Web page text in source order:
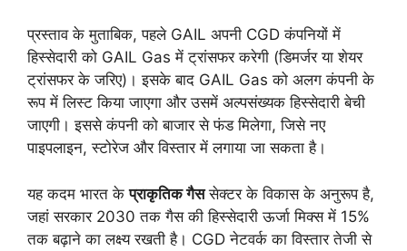
प्रस्ताव के मुताबिक, पहले GAIL अपनी CGD कंपनियों में
हिस्सेदारी को GAIL Gas में ट्रांसफर करेगी (डिमर्जर या शेयर
ट्रांसफर के जरिए)। इसके बाद GAIL Gas को अलग कंपनी के
रूप में लिस्ट किया जाएगा और उसमें अल्पसंख्यक हिस्सेदारी बेची
जाएगी। इससे कंपनी को बाजार से फंड मिलेगा, जिसे नए
पाइपलाइन, स्टोरेज और विस्तार में लगाया जा सकता है।
यह कदम भारत केप्राकृतिक गैससेक्टर के विकास के अनुरूप है,
जहां सरकार 2030 तक गैस की हिस्सेदारी ऊर्जा मिक्स में 15%
तक बढ़ाने का लक्ष्य रखती है। CGD नेटवर्क का विस्तार तेजी से